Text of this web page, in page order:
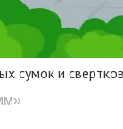
сумок и